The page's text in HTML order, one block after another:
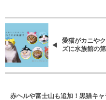
愛猫がカニや
ズに水族館の
赤ヘルや富士山も追加！黒猫キ